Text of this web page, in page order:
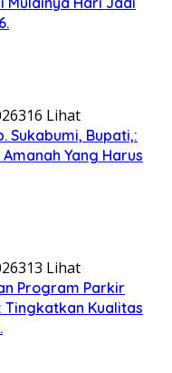
316 Lihat
Sukabumi, Bupati,:
Yang Harus
313 Lihat
Program Parkir
Tingkatkan Kualitas